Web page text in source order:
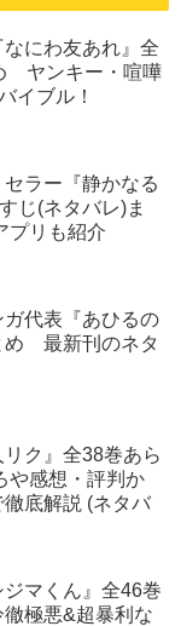
にわ友あれ』全
ヤンキー・喧嘩
イブル！
ラー『静かなる
じ(ネタバレ)ま
プリも紹介
代表『あひるの
め 最新刊のネタ
ク』全38巻あら
や感想・評判か
底解説 (ネタバ
マくん』全46巻
極悪&超暴利な